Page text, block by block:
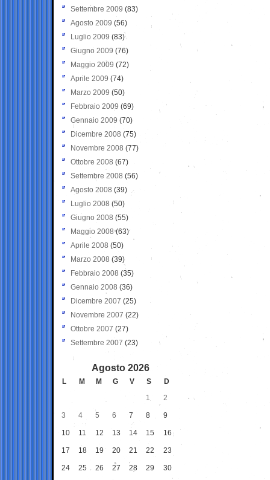
Settembre 2009 (83)
Agosto 2009 (56)
Luglio 2009 (83)
Giugno 2009 (76)
Maggio 2009 (72)
Aprile 2009 (74)
Marzo 2009 (50)
Febbraio 2009 (69)
Gennaio 2009 (70)
Dicembre 2008 (75)
Novembre 2008 (77)
Ottobre 2008 (67)
Settembre 2008 (56)
Agosto 2008 (39)
Luglio 2008 (50)
Giugno 2008 (55)
Maggio 2008(63)
Aprile 2008 (50)
Marzo 2008 (39)
Febbraio 2008 (35)
Gennaio 2008 (36)
Dicembre 2007 (25)
Novembre 2007 (22)
Ottobre 2007 (27)
Settembre 2007 (23)
Agosto 2026
L M M G V S
D
1
2
3 4 5 6 7 8 9
10 11 12 13 14 15 16
17 18 19 20 21 22 23
24 25 26 27 28 29 30